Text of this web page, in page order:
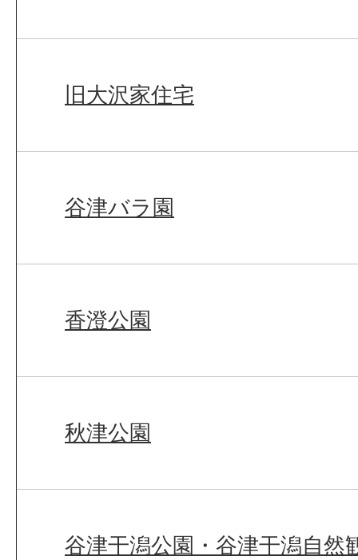
旧大沢家住宅
谷津バラ園
香澄公園
秋津公園
谷津干潟公園・谷津干潟自然